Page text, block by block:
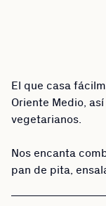
El que casa
Oriente Medio,
vegetarianos.
Nos encanta
pan de pita,